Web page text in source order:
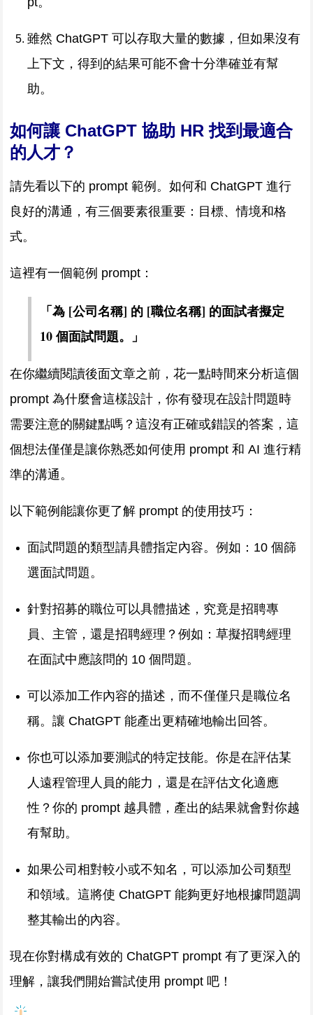
雖然 ChatGPT 可以存取大量的數據，但如果沒有
上下文，得到的結果可能不會十分準確並有幫
助。
如何讓 ChatGPT 協助 HR 找到最適合
的人才？
請先看以下的 prompt 範例。如何和 ChatGPT 進行
良好的溝通，有三個要素很重要：目標、情境和格
式。
這裡有一個範例 prompt：
「為 [公司名稱] 的 [職位名稱] 的面試者擬定
10 個面試問題。」
在你繼續閱讀後面文章之前，花一點時間來分析這個
prompt 為什麼會這樣設計，你有發現在設計問題時
需要注意的關鍵點嗎？這沒有正確或錯誤的答案，這
個想法僅僅是讓你熟悉如何使用 prompt 和 AI 進行精
準的溝通。
以下範例能讓你更了解 prompt 的使用技巧：
面試問題的類型請具體指定內容。例如：10 個篩
選面試問題。
針對招募的職位可以具體描述，究竟是招聘專
員、主管，還是招聘經理？例如：草擬招聘經理
在面試中應該問的 10 個問題。
可以添加工作內容的描述，而不僅僅只是職位名
稱。讓 ChatGPT 能產出更精確地輸出回答。
你也可以添加要測試的特定技能。你是在評估某
人遠程管理人員的能力，還是在評估文化適應
性？你的 prompt 越具體，產出的結果就會對你越
有幫助。
如果公司相對較小或不知名，可以添加公司類型
和領域。這將使 ChatGPT 能夠更好地根據問題調
整其輸出的內容。
現在你對構成有效的 ChatGPT prompt 有了更深入的
理解，讓我們開始嘗試使用 prompt 吧！